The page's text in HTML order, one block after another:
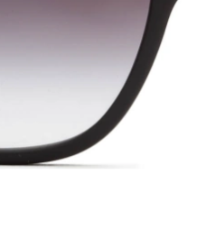
54 mm
Ширина линзы
Ширина